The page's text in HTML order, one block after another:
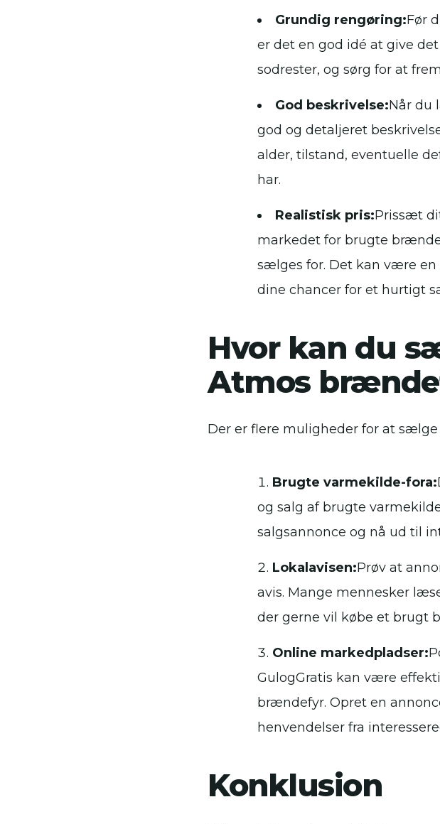
Grundig rengøring:Før
er det en god idé at give
sodrester, og sørg for at
God beskrivelse:Når du
god og detaljeret
alder, tilstand, eventuelle
har.
Realistisk pris:Prissæt
markedet for brugte
sælges for. Det kan være
dine chancer for et hurtigt
Hvor kan du
Atmos
Der er flere muligheder for at
Brugte varmekilde-fora:
og salg af brugte
salgsannonce og nå ud til
Lokalavisen:Prøv at
avis. Mange mennesker
der gerne vil købe et brugt
Online markedpladser:
GulogGratis kan være
brændefyr. Opret en
henvendelser fra
Konklusion